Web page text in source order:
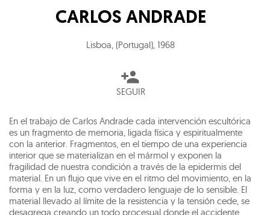
CARLOS ANDRADE
Lisboa, (Portugal), 1968
SEGUIR
En el trabajo de Carlos Andrade cada intervención escultórica
es un fragmento de memoria, ligada física y espiritualmente
con la anterior. Fragmentos, en el tiempo de una experiencia
interior que se materializan en el mármol y exponen la
fragilidad de nuestra condición a través de la epidermis del
material. En un flujo que vive en el ritmo del movimiento, en la
forma y en la luz, como verdadero lenguaje de lo sensible. El
material llevado al límite de la resistencia y la tensión cede, se
desagrega creando un todo procesual donde el accidente